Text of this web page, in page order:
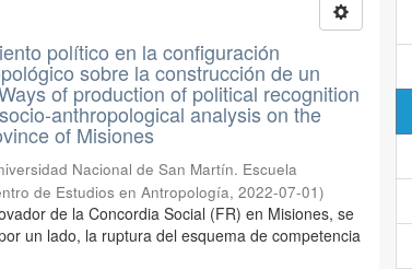
político en la configuración
sobre la construcción de un
of production of political recognition
anthropological analysis on the
of Misiones
Nacional de San Martín. Escuela
de Estudios en Antropología,2022-07-01)
de la Concordia Social (FR) en Misiones, se
un lado, la ruptura del esquema de competencia